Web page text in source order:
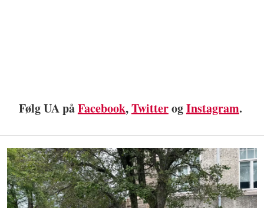
Følg UA påFacebook,TwitterogInstagram.